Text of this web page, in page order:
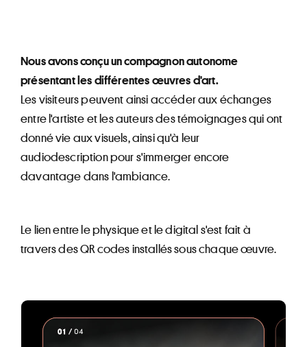
Nous avons conçu un compagnon autonome
présentant les différentes œuvres d'art.
Les visiteurs peuvent ainsi accéder aux échanges
entre l'artiste et les auteurs des témoignages qui ont
donné vie aux visuels, ainsi qu'à leur
audiodescription pour s'immerger encore
davantage dans l'ambiance.
Le lien entre le physique et le digital s'est fait à
travers des QR codes installés sous chaque œuvre.